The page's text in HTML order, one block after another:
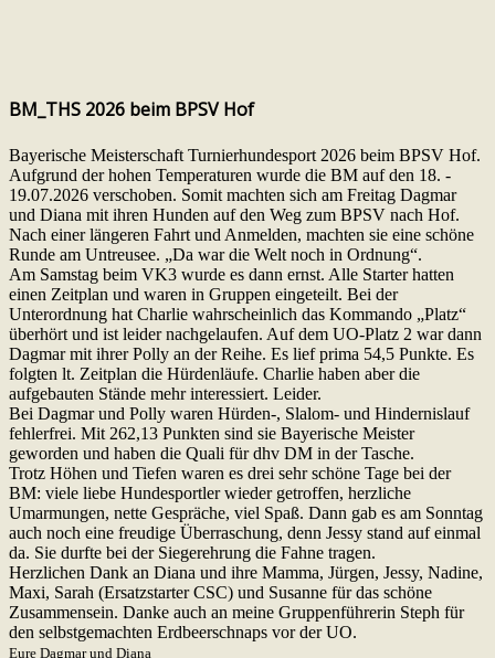
BM_THS 2026 beim BPSV Hof
Bayerische Meisterschaft Turnierhundesport 2026 beim BPSV Hof.
Aufgrund der hohen Temperaturen wurde die BM auf den 18. -
19.07.2026 verschoben. Somit machten sich am Freitag Dagmar
und Diana mit ihren Hunden auf den Weg zum BPSV nach Hof.
Nach einer längeren Fahrt und Anmelden, machten sie eine schöne
Runde am Untreusee. „Da war die Welt noch in Ordnung“.
Am Samstag beim VK3 wurde es dann ernst. Alle Starter hatten
einen Zeitplan und waren in Gruppen eingeteilt. Bei der
Unterordnung hat Charlie wahrscheinlich das Kommando „Platz“
überhört und ist leider nachgelaufen. Auf dem UO-Platz 2 war dann
Dagmar mit ihrer Polly an der Reihe. Es lief prima 54,5 Punkte. Es
folgten lt. Zeitplan die Hürdenläufe. Charlie haben aber die
aufgebauten Stände mehr interessiert. Leider.
Bei Dagmar und Polly waren Hürden-, Slalom- und Hindernislauf
fehlerfrei. Mit 262,13 Punkten sind sie Bayerische Meister
geworden und haben die Quali für dhv DM in der Tasche.
Trotz Höhen und Tiefen waren es drei sehr schöne Tage bei der
BM: viele liebe Hundesportler wieder getroffen, herzliche
Umarmungen, nette Gespräche, viel Spaß. Dann gab es am Sonntag
auch noch eine freudige Überraschung, denn Jessy stand auf einmal
da. Sie durfte bei der Siegerehrung die Fahne tragen.
Herzlichen Dank an Diana und ihre Mamma, Jürgen, Jessy, Nadine,
Maxi, Sarah (Ersatzstarter CSC) und Susanne für das schöne
Zusammensein. Danke auch an meine Gruppenführerin Steph für
den selbstgemachten Erdbeerschnaps vor der UO.
Eure Dagmar und Diana